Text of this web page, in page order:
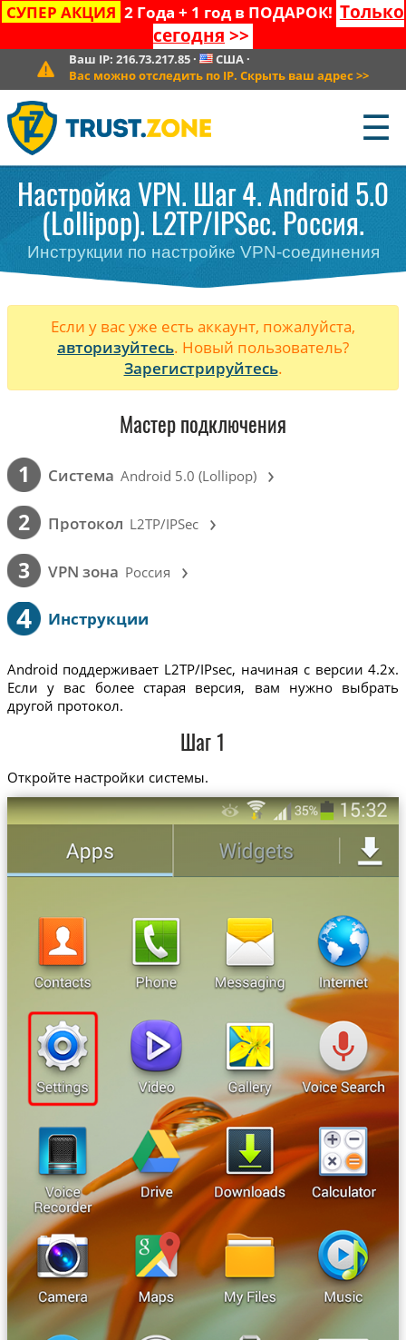
СУПЕР АКЦИЯ 2 Года + 1 год в ПОДАРОК! Только
сегодня >>
Ваш IP: 216.73.217.85· США·
Вас можно отследить по IP. Скрыть ваш адрес >>
☰
Настройка VPN. Шаг 4. Android 5.0
(Lollipop). L2TP/IPSec. Россия.
Инструкции по настройке VPN-соединения
Если у вас уже есть аккаунт, пожалуйста,
авторизуйтесь. Новый пользователь?
Зарегистрируйтесь.
Мастер подключения
1 Cистема Android 5.0 (Lollipop) ›
2 Протокол L2TP/IPSec ›
3 VPN зона Россия ›
4 Инструкции
Android поддерживает L2TP/IPsec, начиная с версии 4.2x.
Если у вас более старая версия, вам нужно выбрать
другой протокол.
Шаг 1
Откройте настройки системы.